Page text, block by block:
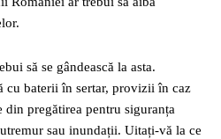
să se gândească la asta.
cu baterii în sertar, provizii în caz
din pregătirea pentru siguranța
sau inundații. Uitați-vă la ce